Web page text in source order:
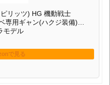
リッツ) HG 機動戦士
専用ギャン(ハクジ装備)
モデル